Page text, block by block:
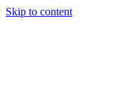
Skip to content